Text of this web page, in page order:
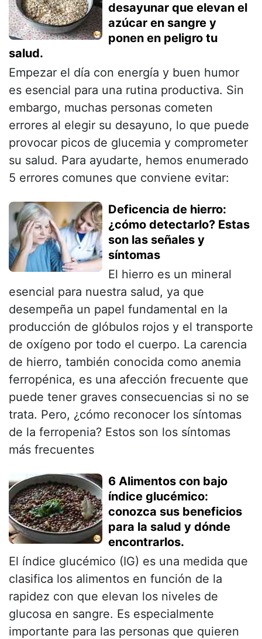
desayunar que elevan el
azúcar en sangre y
ponen en peligro tu
salud.
Empezar el día con energía y buen humor
es esencial para una rutina productiva. Sin
embargo, muchas personas cometen
errores al elegir su desayuno, lo que puede
provocar picos de glucemia y comprometer
su salud. Para ayudarte, hemos enumerado
5 errores comunes que conviene evitar:
Deficencia de hierro:
¿cómo detectarlo? Estas
son las señales y
síntomas
El hierro es un mineral
esencial para nuestra salud, ya que
desempeña un papel fundamental en la
producción de glóbulos rojos y el transporte
de oxígeno por todo el cuerpo. La carencia
de hierro, también conocida como anemia
ferropénica, es una afección frecuente que
puede tener graves consecuencias si no se
trata. Pero, ¿cómo reconocer los síntomas
de la ferropenia? Estos son los síntomas
más frecuentes
6 Alimentos con bajo
índice glucémico:
conozca sus beneficios
para la salud y dónde
encontrarlos.
El índice glucémico (IG) es una medida que
clasifica los alimentos en función de la
rapidez con que elevan los niveles de
glucosa en sangre. Es especialmente
importante para las personas que quieren